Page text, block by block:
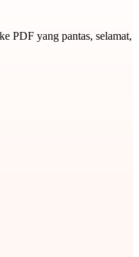
PDF yang pantas, selamat,